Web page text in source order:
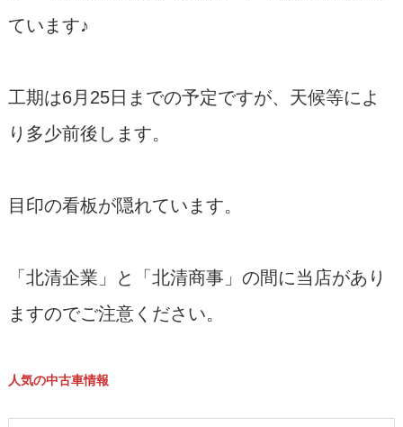
ています♪
工期は6月25日までの予定ですが、天候等によ
り多少前後します。
目印の看板が隠れています。
「北清企業」と「北清商事」の間に当店があり
ますのでご注意ください。
人気の中古車情報